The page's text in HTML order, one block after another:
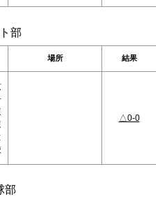
部
場所 結果
△0-0
部